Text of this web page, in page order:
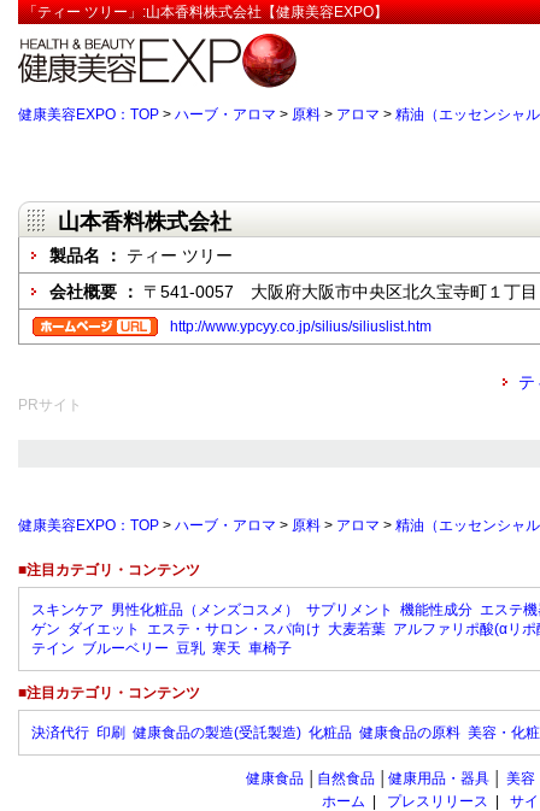
「ティー ツリー」:山本香料株式会社【健康美容EXPO】
健康美容EXPO：TOP > ハーブ・アロマ > 原料 > アロマ > 精油（エッセンシャ
山本香料株式会社
製品名 ： ティー ツリー
会社概要 ： 〒541-0057 大阪府大阪市中央区北久宝寺町１丁目
http://www.ypcyy.co.jp/silius/siliuslist.htm
テ
PRサイト
健康美容EXPO：TOP > ハーブ・アロマ > 原料 > アロマ > 精油（エッセンシャ
■注目カテゴリ・コンテンツ
スキンケア 男性化粧品（メンズコスメ） サプリメント 機能性成分 エステ
ゲン ダイエット エステ・サロン・スパ向け 大麦若葉 アルファリポ酸(αリポ
テイン ブルーベリー 豆乳 寒天 車椅子
■注目カテゴリ・コンテンツ
決済代行 印刷 健康食品の製造(受託製造) 化粧品 健康食品の原料 美容・化
健康食品 自然食品 健康用品・器具 美容
ホーム
プレスリリース
サ